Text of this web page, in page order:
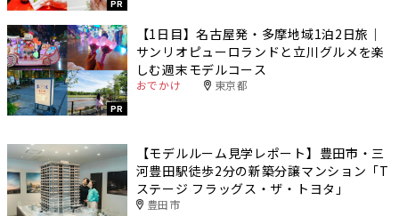
PR
PR
【1日目】名古屋発・多摩地域1泊2日旅｜
サンリオピューロランドと立川グルメを楽
しむ週末モデルコース
おでかけ 東京都
【モデルルーム見学レポート】豊田市・三
河豊田駅徒歩2分の新築分譲マンション「T
ステージ フラッグス・ザ・トヨタ」
豊田市